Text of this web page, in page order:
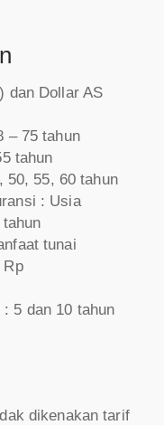
dan Dollar AS
– 75 tahun
tahun
50, 55, 60 tahun
: Usia
tunai
Rp
5 dan 10 tahun
dikenakan tarif